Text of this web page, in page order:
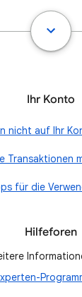
Ihr Konto
nicht auf Ihr
Transaktionen
für die
Hilfeforen